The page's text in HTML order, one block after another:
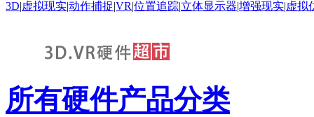
3D|虚拟现实|动作捕捉|VR|位置追踪|立体显示器|增强现实|虚拟
所有硬件产品分类